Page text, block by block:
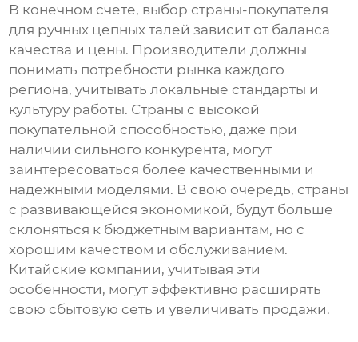
В конечном счете, выбор страны-покупателя
для ручных цепных талей зависит от баланса
качества и цены. Производители должны
понимать потребности рынка каждого
региона, учитывать локальные стандарты и
культуру работы. Страны с высокой
покупательной способностью, даже при
наличии сильного конкурента, могут
заинтересоваться более качественными и
надежными моделями. В свою очередь, страны
с развивающейся экономикой, будут больше
склоняться к бюджетным вариантам, но с
хорошим качеством и обслуживанием.
Китайские компании, учитывая эти
особенности, могут эффективно расширять
свою сбытовую сеть и увеличивать продажи.